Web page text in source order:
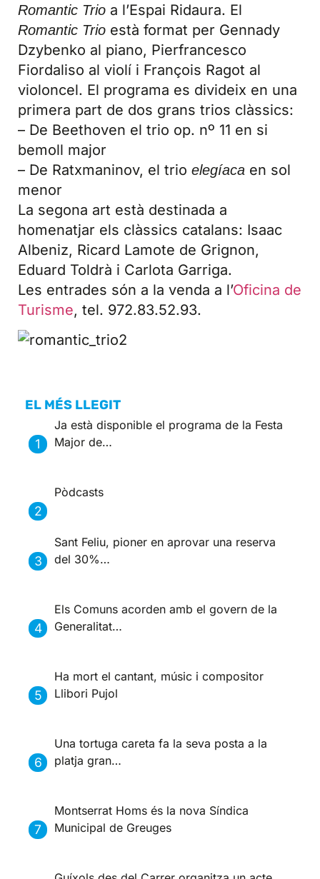
Romantic Trio a l’Espai Ridaura. El
Romantic Trio està format per Gennady
Dzybenko al piano, Pierfrancesco
Fiordaliso al violí i François Ragot al
violoncel. El programa es divideix en una
primera part de dos grans trios clàssics:
– De Beethoven el trio op. nº 11 en si
bemoll major
– De Ratxmaninov, el trio elegíaca en sol
menor
La segona art està destinada a
homenatjar els clàssics catalans: Isaac
Albeniz, Ricard Lamote de Grignon,
Eduard Toldrà i Carlota Garriga.
Les entrades són a la venda a l’Oficina de
Turisme, tel. 972.83.52.93.
EL MÉS LLEGIT
Ja està disponible el programa de la Festa
Major de…
Pòdcasts
Sant Feliu, pioner en aprovar una reserva
del 30%…
Els Comuns acorden amb el govern de la
Generalitat…
Ha mort el cantant, músic i compositor
Llibori Pujol
Una tortuga careta fa la seva posta a la
platja gran…
Montserrat Homs és la nova Síndica
Municipal de Greuges